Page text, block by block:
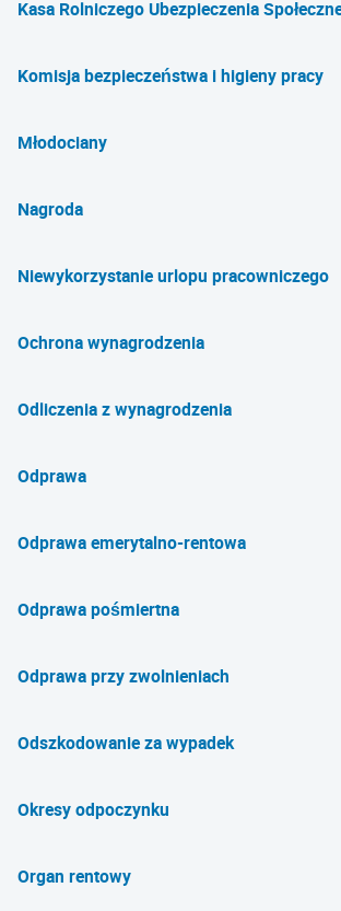
Kasa Rolniczego Ubezpieczenia
Komisja bezpieczeństwa i higieny pracy
Młodociany
Nagroda
Niewykorzystanie urlopu pracowniczego
Ochrona wynagrodzenia
Odliczenia z wynagrodzenia
Odprawa
Odprawa emerytalno-rentowa
Odprawa pośmiertna
Odprawa przy zwolnieniach
Odszkodowanie za wypadek
Okresy odpoczynku
Organ rentowy